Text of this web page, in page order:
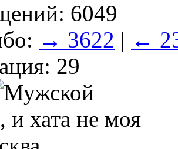
6049
→ 3622 | ←
29
и хата не моя